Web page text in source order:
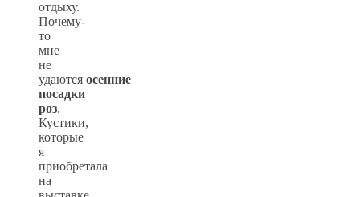
отдыху.
Почему-
то
мне
не
удаются осенние
посадки
роз.
Кустики,
которые
я
приобретала
на